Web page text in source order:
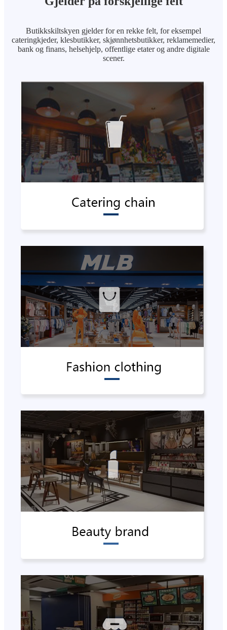
Butikkskiltskyen gjelder for en rekke felt, for eksempel
cateringkjeder, klesbutikker, skjønnhetsbutikker, reklamemedier,
bank og finans, helsehjelp, offentlige etater og andre digitale
scener.